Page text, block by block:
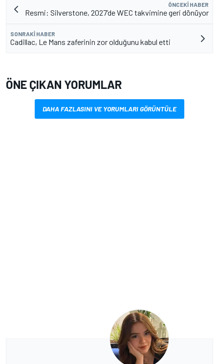
ÖNCEKI HABER
Resmi: Silverstone, 2027’de WEC takvimine geri dönüyor
SONRAKI HABER
Cadillac, Le Mans zaferinin zor olduğunu kabul etti
ÖNE ÇIKAN YORUMLAR
DAHA FAZLASINI VE YORUMLARI GÖRÜNTÜLE